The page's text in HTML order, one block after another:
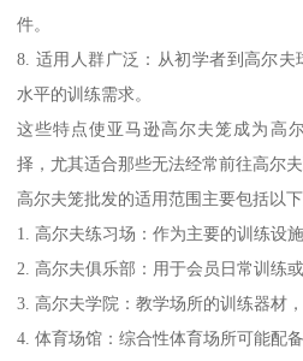
件。
8. 适用人群广泛：从初学者到高尔
水平的训练需求。
这些特点使亚马逊高尔夫笼成为高
择，尤其适合那些无法经常前往高尔夫
高尔夫笼批发的适用范围主要包括以下
1. 高尔夫练习场：作为主要的训练设
2. 高尔夫俱乐部：用于会员日常训练
3. 高尔夫学院：教学场所的训练器材
4. 体育场馆：综合性体育场所可能配